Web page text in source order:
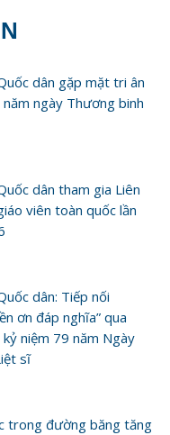
dân gặp mặt tri ân
ngày Thương binh
dân tham gia Liên
viên toàn quốc lần
dân: Tiếp nối
ơn đáp nghĩa” qua
niệm 79 năm Ngày
sĩ
trong đường băng tăng